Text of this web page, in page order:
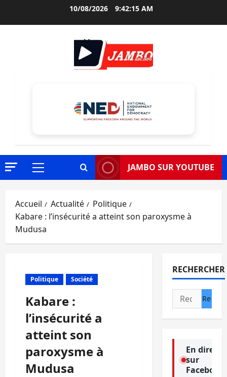
10/08/2026 9:42:16 AM
Menu
JAMBO SUR YOUTUBE
Accueil Actualité
Politique
Kabare : l’insécurité a atteint son paroxysme à
Mudusa
Politique Société
Kabare :
l’insécurité a
atteint son
paroxysme à
Mudusa
RECHERCHER
Rechercher :
En direct
sur
Facebook